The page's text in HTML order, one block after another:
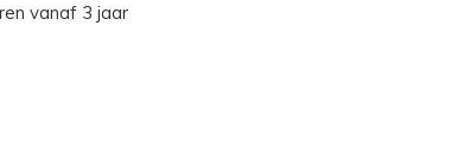
vanaf 3 jaar